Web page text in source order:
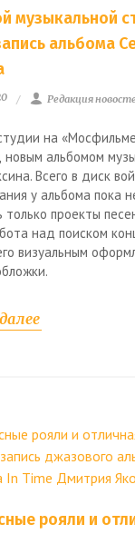
музыкальной
альбома
Редакция
на
альбомом
Всего в диск
у альбома пока
только проекты
над поиском
визуальным
рояли и